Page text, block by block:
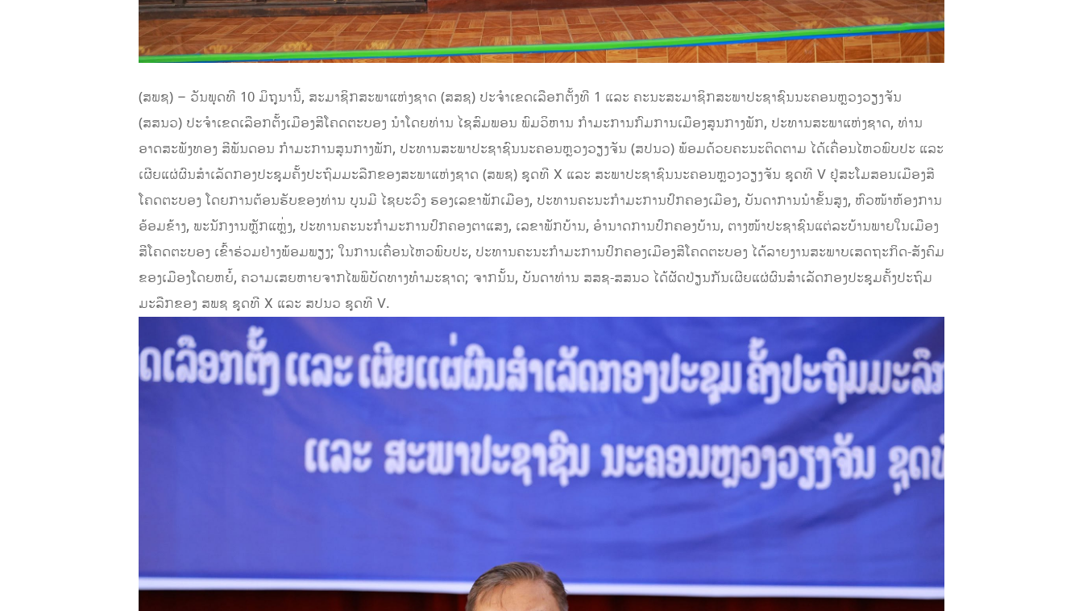
(ສພຊ) – ວັນພຸດທີ 10 ມິຖຸນານີ້, ສະມາຊິກສະພາແຫ່ງຊາດ (ສສຊ) ປະຈຳເຂດເລືອກຕັ້ງທີ 1 ແລະ ຄະນະສະມາຊິກສະພາປະຊາຊົນນະຄອນຫຼວງວຽງຈັນ
(ສສນວ) ປະຈຳເຂດເລືອກຕັ້ງເມືອງສີໂຄດຕະບອງ ນຳໂດຍທ່ານ ໄຊສົມພອນ ພົມວິຫານ ກໍາມະການກົມການເມືອງສູນກາງພັກ, ປະທານສະພາແຫ່ງຊາດ, ທ່ານ
ອາດສະພັງທອງ ສີພັນດອນ ກຳມະການສູນກາງພັກ, ປະທານສະພາປະຊາຊົນນະຄອນຫຼວງວຽງຈັນ (ສປນວ) ພ້ອມດ້ວຍຄະນະຕິດຕາມ ໄດ້ເຄື່ອນໄຫວພົບປະ ແລະ
ເຜີຍແຜ່ຜົນສຳເລັດກອງປະຊຸມຄັ້ງປະຖົມມະລືກຂອງສະພາແຫ່ງຊາດ (ສພຊ) ຊຸດທີ X ແລະ ສະພາປະຊາຊົນນະຄອນຫຼວງວຽງຈັນ ຊຸດທີ V ຢູ່ສະໂມສອນເມືອງສີ
ໂຄດຕະບອງ ໂດຍການຕ້ອນຮັບຂອງທ່ານ ບຸນມີ ໄຊຍະວົງ ຮອງເລຂາພັກເມືອງ, ປະທານຄະນະກຳມະການປົກຄອງເມືອງ, ບັນດາການນຳຂັ້ນສູງ, ຫົວໜ້າຫ້ອງການ
ອ້ອມຂ້າງ, ພະນັກງານຫຼັກແຫຼ່ງ, ປະທານຄະນະກຳມະການປົກຄອງຕາແສງ, ເລຂາພັກບ້ານ, ອໍານາດການປົກຄອງບ້ານ, ຕາງໜ້າປະຊາຊົນແຕ່ລະບ້ານພາຍໃນເມືອງ
ສີໂຄດຕະບອງ ເຂົ້າຮ່ວມຢ່າງພ້ອມພຽງ; ໃນການເຄື່ອນໄຫວພົບປະ, ປະທານຄະນະກຳມະການປົກຄອງເມືອງສີໂຄດຕະບອງ ໄດ້ລາຍງານສະພາບເສດຖະກິດ-ສັງຄົມ
ຂອງເມືອງໂດຍຫຍໍ້, ຄວາມເສຍຫາຍຈາກໄພພິບັດທາງທຳມະຊາດ; ຈາກນັ້ນ, ບັນດາທ່ານ ສສຊ-ສສນວ ໄດ້ຜັດປ່ຽນກັນເຜີຍແຜ່ຜົນສຳເລັດກອງປະຊຸມຄັ້ງປະຖົມ
ມະລືກຂອງ ສພຊ ຊຸດທີ X ແລະ ສປນວ ຊຸດທີ V.